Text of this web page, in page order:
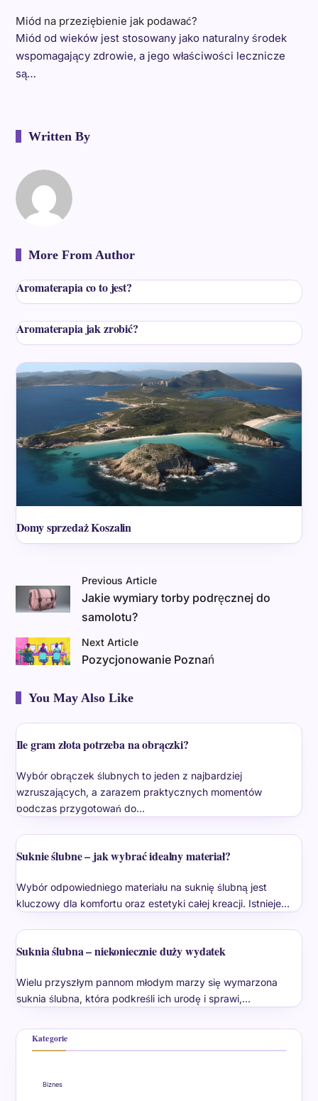
Miód na przeziębienie jak podawać?
Miód od wieków jest stosowany jako naturalny środek
wspomagający zdrowie, a jego właściwości lecznicze
są…
Written By
More From Author
Aromaterapia co to jest?
Aromaterapia jak zrobić?
Domy sprzedaż Koszalin
Previous Article
Jakie wymiary torby podręcznej do
samolotu?
Next Article
Pozycjonowanie Poznań
You May Also Like
Ile gram złota potrzeba na obrączki?
Wybór obrączek ślubnych to jeden z najbardziej
wzruszających, a zarazem praktycznych momentów
podczas przygotowań do…
Suknie ślubne – jak wybrać idealny materiał?
Wybór odpowiedniego materiału na suknię ślubną jest
kluczowy dla komfortu oraz estetyki całej kreacji. Istnieje…
Suknia ślubna – niekoniecznie duży wydatek
Wielu przyszłym pannom młodym marzy się wymarzona
suknia ślubna, która podkreśli ich urodę i sprawi,…
Kategorie
Biznes